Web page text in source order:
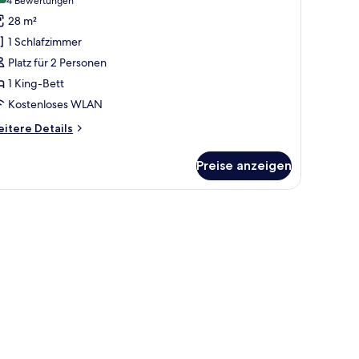
Bewertungen)
28 m²
1 Schlafzimmer
Platz für 2 Personen
1 King-Bett
Kostenloses WLAN
Details
Preise anzeigen